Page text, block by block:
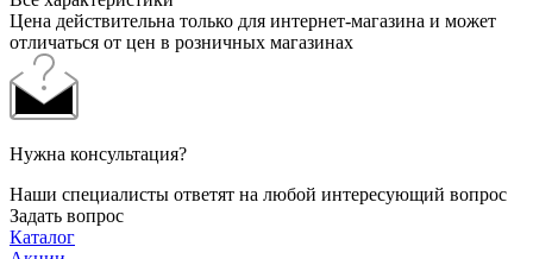
Цена действительна только для интернет-магазина и может
отличаться от цен в розничных магазинах
Нужна консультация?
Наши специалисты ответят на любой интересующий вопрос
Задать вопрос
Каталог